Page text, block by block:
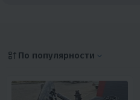
По популярности